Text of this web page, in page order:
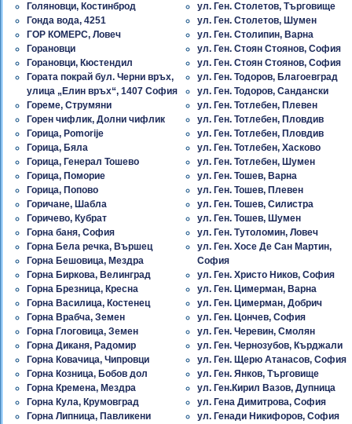
Голяновци, Костинброд
Гонда вода, 4251
ГОР КОМЕРС, Ловеч
Горановци
Горановци, Кюстендил
Гората покрай бул. Черни връх,
улица „Елин връх“, 1407 София
Гореме, Струмяни
Горен чифлик, Долни чифлик
Горица, Pomorije
Горица, Бяла
Горица, Генерал Тошево
Горица, Поморие
Горица, Попово
Горичане, Шабла
Горичево, Кубрат
Горна баня, София
Горна Бела речка, Вършец
Горна Бешовица, Мездра
Горна Биркова, Велинград
Горна Брезница, Кресна
Горна Василица, Костенец
Горна Врабча, Земен
Горна Глоговица, Земен
Горна Диканя, Радомир
Горна Ковачица, Чипровци
Горна Козница, Бобов дол
Горна Кремена, Мездра
Горна Кула, Крумовград
Горна Липница, Павликени
ул. Ген. Столетов, Търговище
ул. Ген. Столетов, Шумен
ул. Ген. Столипин, Варна
ул. Ген. Стоян Стоянов, София
ул. Ген. Стоян Стоянов, София
ул. Ген. Тодоров, Благоевград
ул. Ген. Тодоров, Сандански
ул. Ген. Тотлебен, Плевен
ул. Ген. Тотлебен, Пловдив
ул. Ген. Тотлебен, Пловдив
ул. Ген. Тотлебен, Хасково
ул. Ген. Тотлебен, Шумен
ул. Ген. Тошев, Варна
ул. Ген. Тошев, Плевен
ул. Ген. Тошев, Силистра
ул. Ген. Тошев, Шумен
ул. Ген. Тутоломин, Ловеч
ул. Ген. Хосе Де Сан Мартин,
София
ул. Ген. Христо Ников, София
ул. Ген. Цимерман, Варна
ул. Ген. Цимерман, Добрич
ул. Ген. Цончев, София
ул. Ген. Черевин, Смолян
ул. Ген. Чернозубов, Кърджали
ул. Ген. Щерю Атанасов, София
ул. Ген. Янков, Търговище
ул. Ген.Кирил Вазов, Дупница
ул. Гена Димитрова, София
ул. Генади Никифоров, София